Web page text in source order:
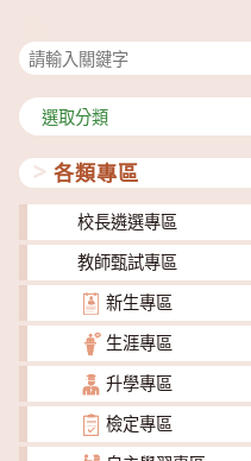
分
類
各類專區
校長遴選專區
教師甄試專區
新生專區
生涯專區
升學專區
檢定專區